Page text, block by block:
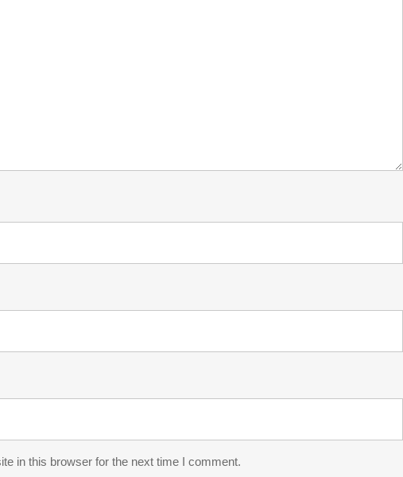
in this browser for the next time I comment.